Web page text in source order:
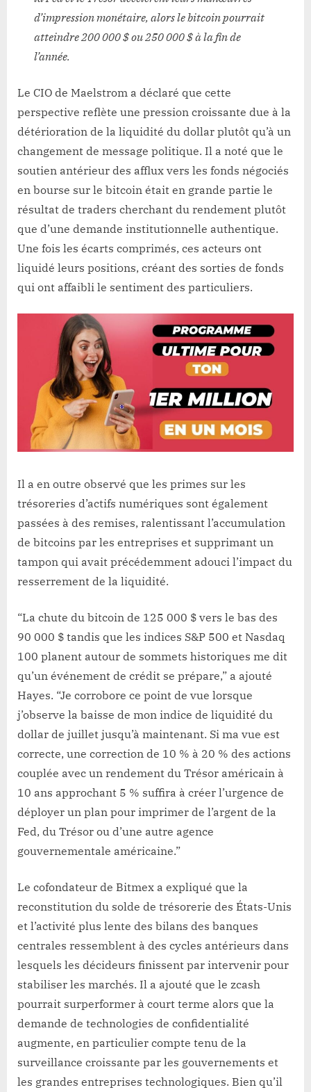
d’impression monétaire, alors le bitcoin pourrait
atteindre 200 000 $ ou 250 000 $ à la fin de
l’année.
Le CIO de Maelstrom a déclaré que cette
perspective reflète une pression croissante due à la
détérioration de la liquidité du dollar plutôt qu’à un
changement de message politique. Il a noté que le
soutien antérieur des afflux vers les fonds négociés
en bourse sur le bitcoin était en grande partie le
résultat de traders cherchant du rendement plutôt
que d’une demande institutionnelle authentique.
Une fois les écarts comprimés, ces acteurs ont
liquidé leurs positions, créant des sorties de fonds
qui ont affaibli le sentiment des particuliers.
Il a en outre observé que les primes sur les
trésoreries d’actifs numériques sont également
passées à des remises, ralentissant l’accumulation
de bitcoins par les entreprises et supprimant un
tampon qui avait précédemment adouci l’impact du
resserrement de la liquidité.
“La chute du bitcoin de 125 000 $ vers le bas des
90 000 $ tandis que les indices S&P 500 et Nasdaq
100 planent autour de sommets historiques me dit
qu’un événement de crédit se prépare,” a ajouté
Hayes. “Je corrobore ce point de vue lorsque
j’observe la baisse de mon indice de liquidité du
dollar de juillet jusqu’à maintenant. Si ma vue est
correcte, une correction de 10 % à 20 % des actions
couplée avec un rendement du Trésor américain à
10 ans approchant 5 % suffira à créer l’urgence de
déployer un plan pour imprimer de l’argent de la
Fed, du Trésor ou d’une autre agence
gouvernementale américaine.”
Le cofondateur de Bitmex a expliqué que la
reconstitution du solde de trésorerie des États-Unis
et l’activité plus lente des bilans des banques
centrales ressemblent à des cycles antérieurs dans
lesquels les décideurs finissent par intervenir pour
stabiliser les marchés. Il a ajouté que le zcash
pourrait surperformer à court terme alors que la
demande de technologies de confidentialité
augmente, en particulier compte tenu de la
surveillance croissante par les gouvernements et
les grandes entreprises technologiques. Bien qu’il